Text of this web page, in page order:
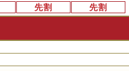
先割 先割